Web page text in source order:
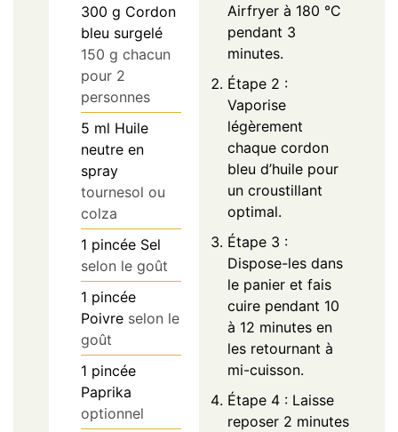
300 g Cordon
bleu surgelé
150 g chacun
pour 2
personnes
5 ml Huile
neutre en
spray
tournesol ou
colza
1 pincée Sel
selon le goût
1 pincée
Poivre selon le
goût
1 pincée
Paprika
optionnel
Airfryer à 180 °C
pendant 3
minutes.
Étape 2 :
Vaporise
légèrement
chaque cordon
bleu d’huile pour
un croustillant
optimal.
Étape 3 :
Dispose-les dans
le panier et fais
cuire pendant 10
à 12 minutes en
les retournant à
mi-cuisson.
Étape 4 : Laisse
reposer 2 minutes